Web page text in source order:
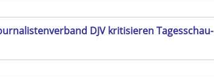
DJV kritisieren Tagesschau-